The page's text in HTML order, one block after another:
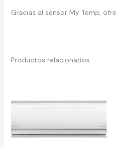
Gracias al sensor My Temp,
Productos relacionados